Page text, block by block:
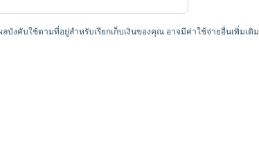
บังคับใช้ตามที่อยู่สำหรับเรียกเก็บเงินของคุณ อาจมีค่าใช้จ่ายอื่นเพิ่มเติม